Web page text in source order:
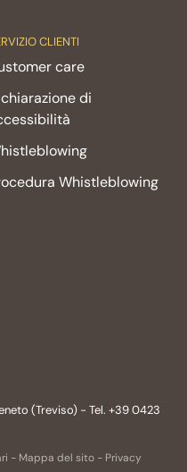
CLIENTI
care
di
Whistleblowing
(Treviso) - Tel. +39 0423
- Mappa del sito - Privacy